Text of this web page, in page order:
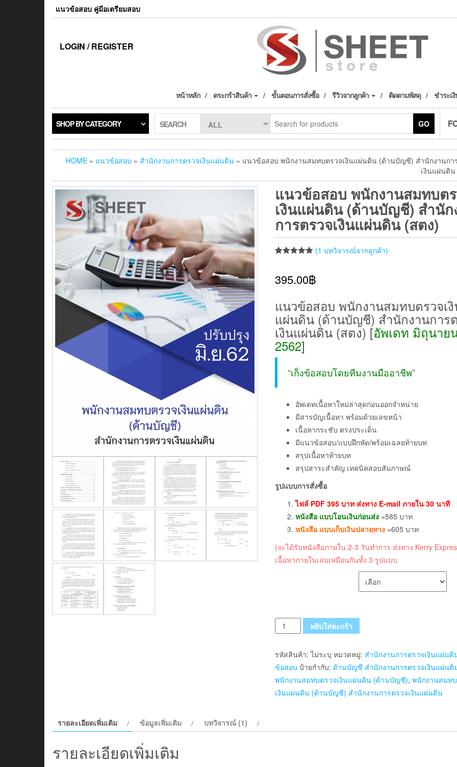
แนวข้อสอบ คู่มือเตรียมสอบ
LOGIN / REGISTER
หน้าหลัก ตระกร้าสินค้า ขั้นตอนการสั่งซื้อ รีวิวจากลูกค้า ติดตามพัสดุ ชำระเ
SHOP BY CATEGORY SEARCH GO
HOME » แนวข้อสอบ » สำนักงานการตรวจเงินแผ่นดิน » แนวข้อสอบ พนักงานสมทบตรวจเงินแผ่นดิน (ด้านบัญชี) สำนักงานกา
เงินแผ่นดิ
แนวข้อสอบ พนักงานสมทบต
เงินแผ่นดิน (ด้านบัญชี) สำนัก
การตรวจเงินแผ่นดิน (สตง)
คะแนนเต็ม
บนการให้
(1 บทวิจารณ์จากลูกค้า)
395.00฿
แนวข้อสอบ พนักงานสมทบตรวจเ
แผ่นดิน (ด้านบัญชี) สำนักงานการ
เงินแผ่นดิน (สตง) [อัพเดท มิถุนาย
2562]
“เก็งข้อสอบโดยทีมงานมืออาชีพ”
อัพเดทเนื้อหาใหม่ล่าสุดก่อนออกจำหน่าย
มีสารบัญเนื้อหา พร้อมด้วยเลขหน้า
เนื้อหากระชับ ตรงประเด็น
มีแนวข้อสอบ/แบบฝึกหัด/พร้อมเฉลยท้ายบท
สรุปเนื้อหาท้ายบท
สรุปสาระสำคัญ เทคนิคสอบสัมภาษณ์
รูปแบบการสั่งซื้อ
ไฟล์ PDF 395 บาท ส่งทาง E-mail ภายใน 30 นาที
หนังสือ แบบโอนเงินก่อนส่ง =585 บาท
หนังสือ แบบเก็บเงินปลายทาง=605 บาท
(จะได้รับหนังสือภายใน 2-3 วันทำการ ส่งทาง Kerry
เนื้อหาภายในเล่มเหมือนกันทั้ง 3 รูปแบบ
จำนวน
แนว
พนักงาน
หยิบใส่ตะกร้า
รหัสสินค้า:ไม่ระบุ หมวดหมู่: สำนักงานการตรวจเงินแผ่นดิ
ข้อสอบ ป้ายกำกับ: ด้านบัญชี สำนักงานการตรวจเงินแผ่นดิ
พนักงานสมทบตรวจเงินแผ่นดิน (ด้านบัญชี), พนักงานสมท
เงินแผ่นดิน (ด้านบัญชี) สำนักงานการตรวจเงินแผ่นดิน
รายละเอียดเพิ่มเติม ข้อมูลเพิ่มเติม บทวิจารณ์ (1)
รายละเอียดเพิ่มเติม